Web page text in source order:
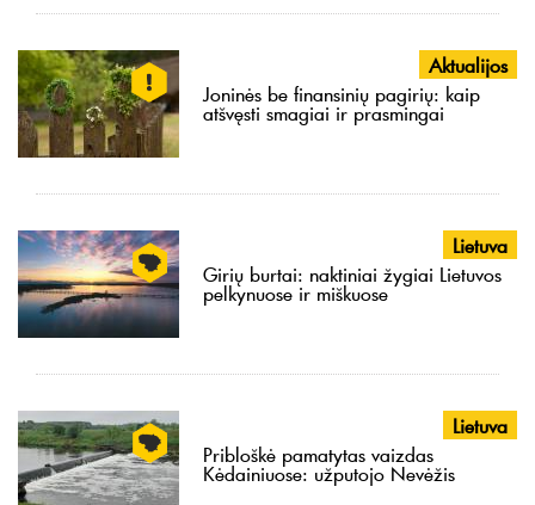
Aktualijos
Joninės be finansinių pagirių: kaip
atšvęsti smagiai ir prasmingai
Lietuva
Girių burtai: naktiniai žygiai Lietuvos
pelkynuose ir miškuose
Lietuva
Pribloškė pamatytas vaizdas
Kėdainiuose: užputojo Nevėžis